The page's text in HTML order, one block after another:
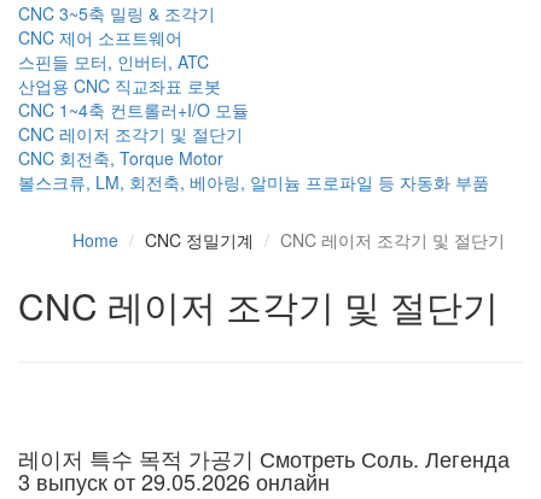
CNC 3~5축 밀링 & 조각기
CNC 제어 소프트웨어
스핀들 모터, 인버터, ATC
산업용 CNC 직교좌표 로봇
CNC 1~4축 컨트롤러+I/O 모듈
CNC 레이저 조각기 및 절단기
CNC 회전축, Torque Motor
볼스크류, LM, 회전축, 베아링, 알미늄 프로파일 등 자동화 부품
Home CNC 정밀기계 CNC 레이저 조각기 및 절단기
CNC 레이저 조각기 및 절단기
레이저 특수 목적 가공기 Смотреть Соль. Легенда
3 выпуск от 29.05.2026 онлайн